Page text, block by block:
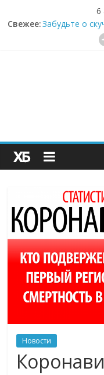
6
Свежее:Забудьте о
которое
Небо зовёт:
Секрет
пребиотиками
здорового
Новости